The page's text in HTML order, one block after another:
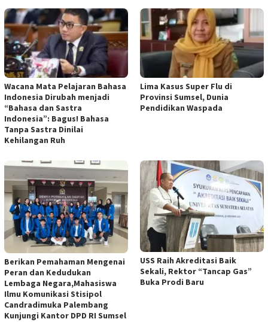
Wacana Mata Pelajaran Bahasa
Indonesia Dirubah menjadi
“Bahasa dan Sastra
Indonesia”: Bagus! Bahasa
Tanpa Sastra Dinilai
Kehilangan Ruh
Lima Kasus Super Flu di
Provinsi Sumsel, Dunia
Pendidikan Waspada
Berikan Pemahaman Mengenai
Peran dan Kedudukan
Lembaga Negara,Mahasiswa
Ilmu Komunikasi Stisipol
Candradimuka Palembang
Kunjungi Kantor DPD RI Sumsel
USS Raih Akreditasi Baik
Sekali, Rektor “Tancap Gas”
Buka Prodi Baru